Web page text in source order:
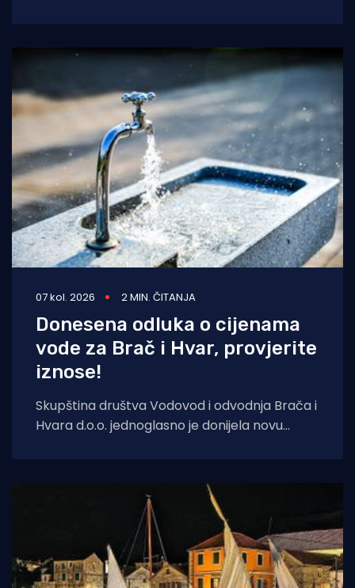
07 kol. 2026 2 MIN. ČITANJA
Donesena odluka o cijenama
vode za Brač i Hvar, provjerite
iznose!
Skupština društva Vodovod i odvodnja Brača i
Hvara d.o.o. jednoglasno je donijela novu